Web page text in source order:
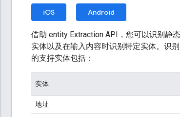
iOS Android
借助 entity Extraction API，您可以识别静
实体以及在输入内容时识别特定实体。识
的支持实体包括：
实体
地址